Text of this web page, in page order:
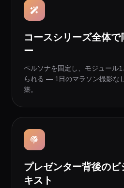
コースシリーズ全体
ー
ペルソナを固定し、モジュール
られる — 1日のマラソン撮影な
築。
プレゼンター背後の
キスト